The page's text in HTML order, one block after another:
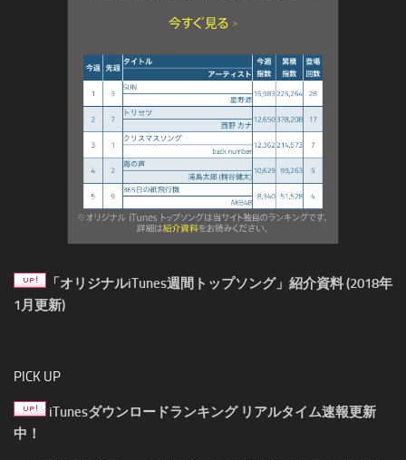
「オリジナルiTunes週間トップソング」紹介資料 (2018年
1月更新)
PICK UP
iTunesダウンロードランキング リアルタイム速報更新
中！